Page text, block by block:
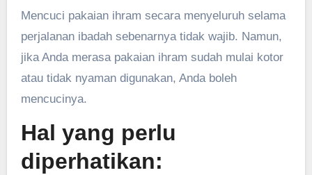
Mencuci pakaian ihram secara menyeluruh selama
perjalanan ibadah sebenarnya tidak wajib. Namun,
jika Anda merasa pakaian ihram sudah mulai kotor
atau tidak nyaman digunakan, Anda boleh
mencucinya.
Hal yang perlu
diperhatikan: